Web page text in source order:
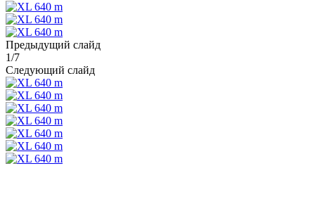
Предыдущий слайд
1/7
Следующий слайд